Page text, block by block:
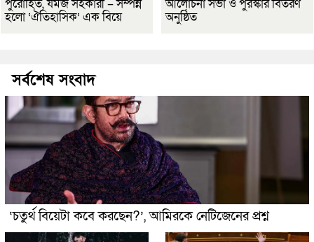
পুরোহিত, যমজ সহকারী – সম্পন্ন
হলো ‘ঐতিহাসিক’ এক বিয়ে
আলোচনা সভা ও পুরস্কার বিতরণ
অনুষ্ঠিত
সর্বশেষ সংবাদ
‘চতুর্থ বিয়েটা কবে করছেন?’, আমিরকে নেটিজেনের প্রশ্ন